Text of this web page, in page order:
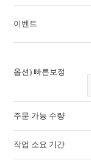
이벤트
옵션) 빠른보정
주문 가능 수량
작업 소요 기간